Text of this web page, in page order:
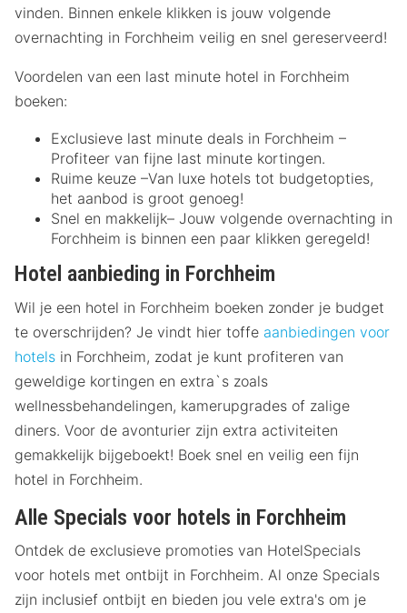
vinden. Binnen enkele klikken is jouw volgende
overnachting in Forchheim veilig en snel gereserveerd!
Voordelen van een last minute hotel in Forchheim
boeken:
Exclusieve last minute deals in Forchheim –
Profiteer van fijne last minute kortingen.
Ruime keuze –Van luxe hotels tot budgetopties,
het aanbod is groot genoeg!
Snel en makkelijk– Jouw volgende overnachting in
Forchheim is binnen een paar klikken geregeld!
Hotel aanbieding in Forchheim
Wil je een hotel in Forchheim boeken zonder je budget
te overschrijden? Je vindt hier toffe aanbiedingen voor
hotels in Forchheim, zodat je kunt profiteren van
geweldige kortingen en extra`s zoals
wellnessbehandelingen, kamerupgrades of zalige
diners. Voor de avonturier zijn extra activiteiten
gemakkelijk bijgeboekt! Boek snel en veilig een fijn
hotel in Forchheim.
Alle Specials voor hotels in Forchheim
Ontdek de exclusieve promoties van HotelSpecials
voor hotels met ontbijt in Forchheim. Al onze Specials
zijn inclusief ontbijt en bieden jou vele extra's om je